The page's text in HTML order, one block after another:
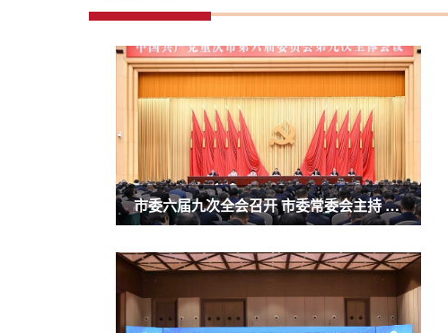
市委六届九次全会召开 市委常委会主持 市委书记袁家军讲话